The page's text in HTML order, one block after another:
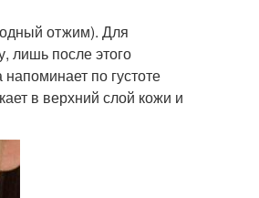
отжим). Для
лишь после этого
по густоте
в верхний слой кожи и